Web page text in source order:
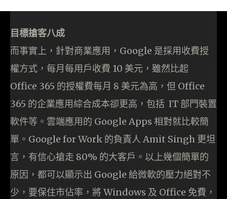
目標搶客八成
而事實上，針對商業應用，Google 是採用收費授
權方式，每月每用戶收費 10 美元，雖然比起
Office 365 的授權費每月 8 美元為高，但 Office
365 的企業應用綜合成本卻更高，包括 IT 部門裝置
軟件等。雲端應用的 Google Apps 相對就比較簡
單。Google for Work 的負責人 Amit Singh 更坦
言，有信心搶走 80% 的大客戶。以上幾個簡單的
原因，都可以顯示出 Google 給微軟的壓力絕對不
少，要保住市佔率，將 Windows 及 Office 免費，